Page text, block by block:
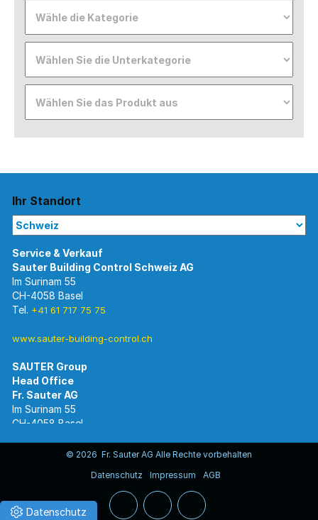
Ihr Standort
Service & Verkauf
Im Surinam 55
CH-4058 Basel
Tel. +41 61 717 75 75
www.sauter-building-control.ch
SAUTER Group
Head Office
Im Surinam 55
CH-4058 Basel
www.sauter-controls.com
© 2026 Fr. Sauter AG Alle Rechte vorbehalten
Datenschutz
Impressum AGB